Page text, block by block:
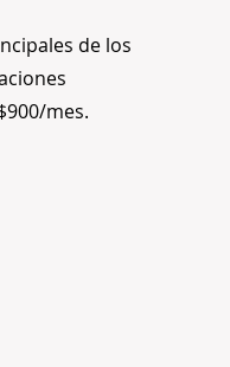
de los
mes.